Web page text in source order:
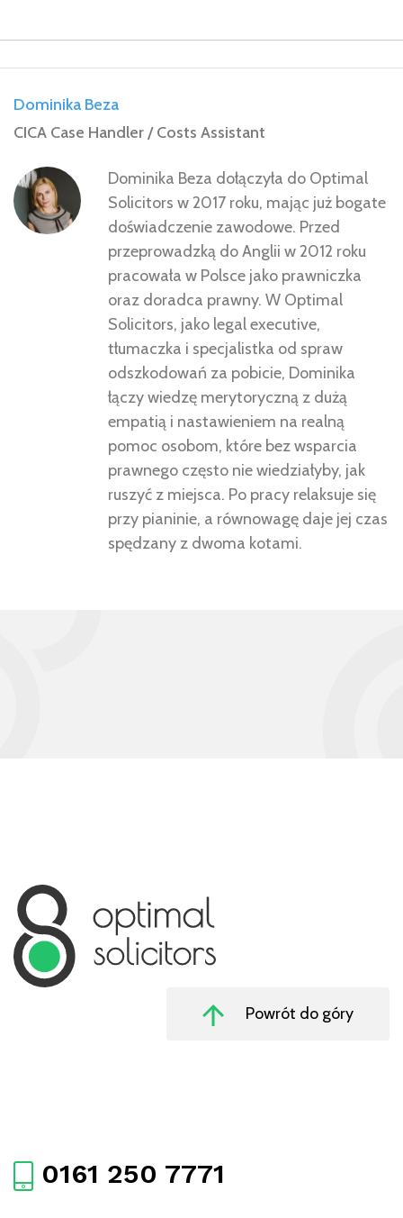
Dominika Beza
CICA Case Handler / Costs Assistant
Dominika Beza dołączyła do Optimal
Solicitors w 2017 roku, mając już bogate
doświadczenie zawodowe. Przed
przeprowadzką do Anglii w 2012 roku
pracowała w Polsce jako prawniczka
oraz doradca prawny. W Optimal
Solicitors, jako legal executive,
tłumaczka i specjalistka od spraw
odszkodowań za pobicie, Dominika
łączy wiedzę merytoryczną z dużą
empatią i nastawieniem na realną
pomoc osobom, które bez wsparcia
prawnego często nie wiedziałyby, jak
ruszyć z miejsca. Po pracy relaksuje się
przy pianinie, a równowagę daje jej czas
spędzany z dwoma kotami.
Powrót do góry
0161 250 7771